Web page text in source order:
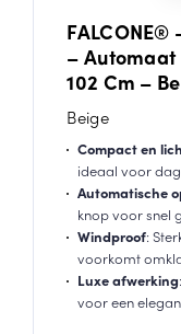
FALCONE®
–
102 Cm –
Beige
Compact en
ideaal voor
Automatische
knop voor snel
Windproof:
voorkomt
Luxe afwerking
voor een